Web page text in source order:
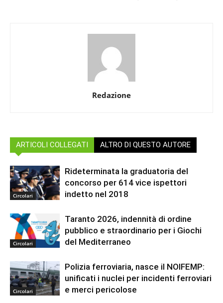
Redazione
ARTICOLI COLLEGATI ALTRO DI QUESTO AUTORE
Circolari
Rideterminata la graduatoria del
concorso per 614 vice ispettori
indetto nel 2018
Circolari
Taranto 2026, indennità di ordine
pubblico e straordinario per i Giochi
del Mediterraneo
Circolari
Polizia ferroviaria, nasce il NOIFEMP:
unificati i nuclei per incidenti ferroviari
e merci pericolose